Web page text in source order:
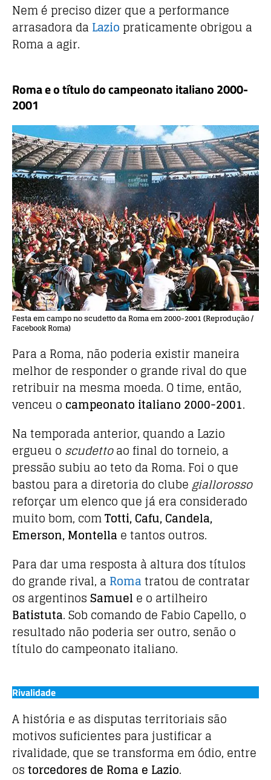
Nem é preciso dizer que a performance
arrasadora da Lazio praticamente obrigou a
Roma a agir.
Roma e o título do campeonato italiano 2000-
2001
Festa em campo no scudetto da Roma em 2000-2001 (Reprodução /
Facebook Roma)
Para a Roma, não poderia existir maneira
melhor de responder o grande rival do que
retribuir na mesma moeda. O time, então,
venceu o campeonato italiano 2000-2001.
Na temporada anterior, quando a Lazio
ergueu o scudettoao final do torneio, a
pressão subiu ao teto da Roma. Foi o que
bastou para a diretoria do clubegiallorosso
reforçar um elenco que já era considerado
muito bom, comTotti, Cafu, Candela,
Emerson, Montella e tantos outros.
Para dar uma resposta à altura dos títulos
do grande rival, a Romatratou de contratar
os argentinosSamuel e o artilheiro
Batistuta. Sob comando de Fabio Capello, o
resultado não poderia ser outro, senão o
título do campeonato italiano.
Rivalidade
A história e as disputas territoriais são
motivos suficientes para justificar a
rivalidade, que se transforma em ódio, entre
ostorcedores de Roma e Lazio.